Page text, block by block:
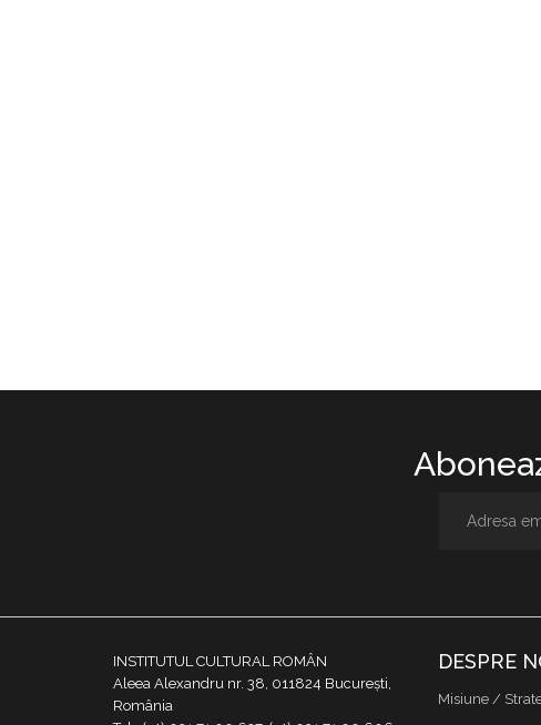
INSTITUTUL CULTURAL ROMÂN
Aleea Alexandru nr. 38, 011824 București,
România
DESPRE
Misiune /